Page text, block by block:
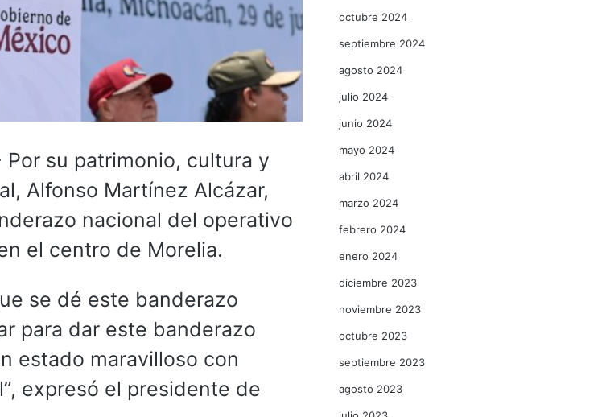
Por su patrimonio, cultura y
Alfonso Martínez Alcázar,
nacional del operativo
el centro de Morelia.
se dé este banderazo
para dar este banderazo
estado maravilloso con
expresó el presidente de
octubre 2024
septiembre 2024
agosto 2024
julio 2024
junio 2024
mayo 2024
abril 2024
marzo 2024
febrero 2024
enero 2024
diciembre 2023
noviembre 2023
octubre 2023
septiembre 2023
agosto 2023